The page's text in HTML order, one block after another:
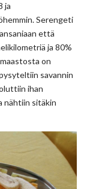
ja
Serengeti
että
ja 80%
on
savannin
ihan
nähtiin sitäkin